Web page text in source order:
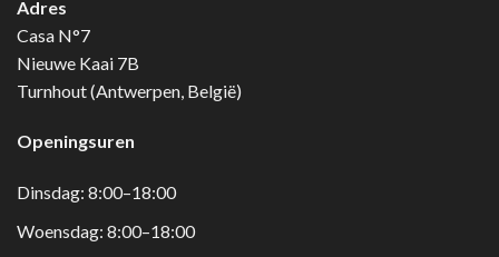
Adres
Casa N°7
Nieuwe Kaai 7B
Turnhout (Antwerpen, België)
Openingsuren
Dinsdag: 8:00–18:00
Woensdag: 8:00–18:00